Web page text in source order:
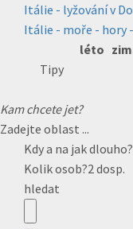
Itálie - lyžování v
Itálie - moře - hory
léto
Tipy
Kam chcete jet?
Zadejte oblast ...
Kdy a na jak dlouho?
Kolik osob?2 dosp.
hledat